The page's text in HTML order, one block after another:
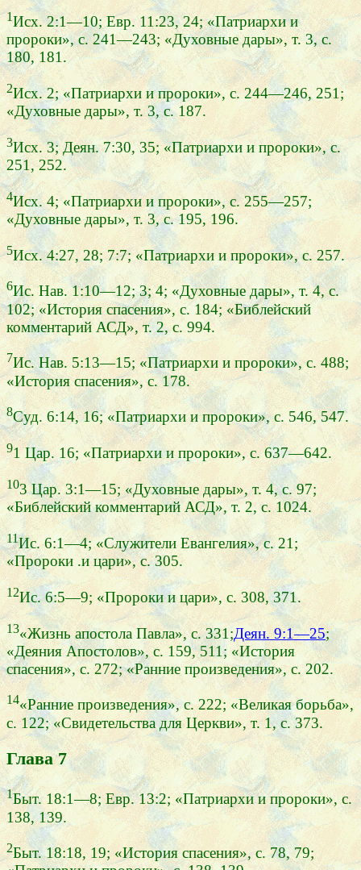
1Исх. 2:1—10; Евр. 11:23, 24; «Патриархи и
пророки», с. 241—243; «Духовные дары», т. 3, с.
180, 181.
2Исх. 2; «Патриархи и пророки», с. 244—246, 251;
«Духовные дары», т. 3, с. 187.
3Исх. 3; Деян. 7:30, 35; «Патриархи и пророки», с.
251, 252.
4Исх. 4; «Патриархи и пророки», с. 255—257;
«Духовные дары», т. 3, с. 195, 196.
5Исх. 4:27, 28; 7:7; «Патриархи и пророки», с. 257.
6Ис. Нав. 1:10—12; 3; 4; «Духовные дары», т. 4, с.
102; «История спасения», с. 184; «Библейский
комментарий АСД», т. 2, с. 994.
7Ис. Нав. 5:13—15; «Патриархи и пророки», с. 488;
«История спасения», с. 178.
8Суд. 6:14, 16; «Патриархи и пророки», с. 546, 547.
91 Цар. 16; «Патриархи и пророки», с. 637—642.
103 Цар. 3:1—15; «Духовные дары», т. 4, с. 97;
«Библейский комментарий АСД», т. 2, с. 1024.
11Ис. 6:1—4; «Служители Евангелия», с. 21;
«Пророки .и цари», с. 305.
12Ис. 6:5—9; «Пророки и цари», с. 308, 371.
13«Жизнь апостола Павла», с. 331;Деян. 9:1—25;
«Деяния Апостолов», с. 159, 511; «История
спасения», с. 272; «Ранние произведения», с. 202.
14«Ранние произведения», с. 222; «Великая борьба»,
с. 122; «Свидетельства для Церкви», т. 1, с. 373.
Глава 7
1Быт. 18:1—8; Евр. 13:2; «Патриархи и пророки», с.
138, 139.
2Быт. 18:18, 19; «История спасения», с. 78, 79;